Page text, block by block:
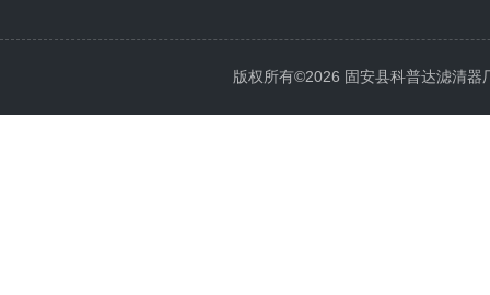
版权所有©2026 固安县科普达滤清